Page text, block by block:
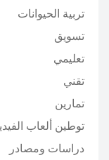
تربية الحيوانات
تسويق
تعليمي
تقني
تمارين
توطين ألعاب
دراسات ومصادر